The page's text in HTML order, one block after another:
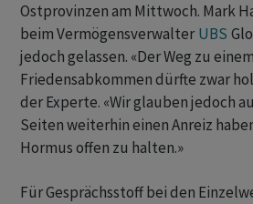
Ostprovinzen am Mittwoch. Mark
beim Vermögensverwalter ‌ UBS
jedoch gelassen. «Der Weg zu
Friedensabkommen dürfte zwar
der Experte. «Wir glauben jedoch
Seiten weiterhin einen ​Anreiz
Hormus offen zu halten.»
Für ​Gesprächsstoff bei den